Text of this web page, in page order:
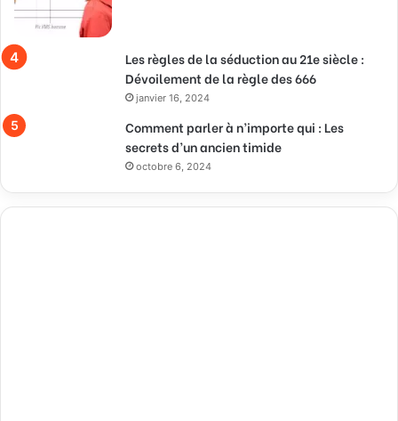
Les règles de la séduction au 21e siècle :
Dévoilement de la règle des 666
janvier 16, 2024
Comment parler à n’importe qui : Les
secrets d’un ancien timide
octobre 6, 2024